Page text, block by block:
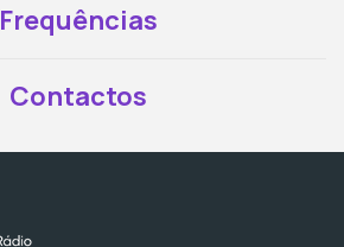
Frequências
Contactos